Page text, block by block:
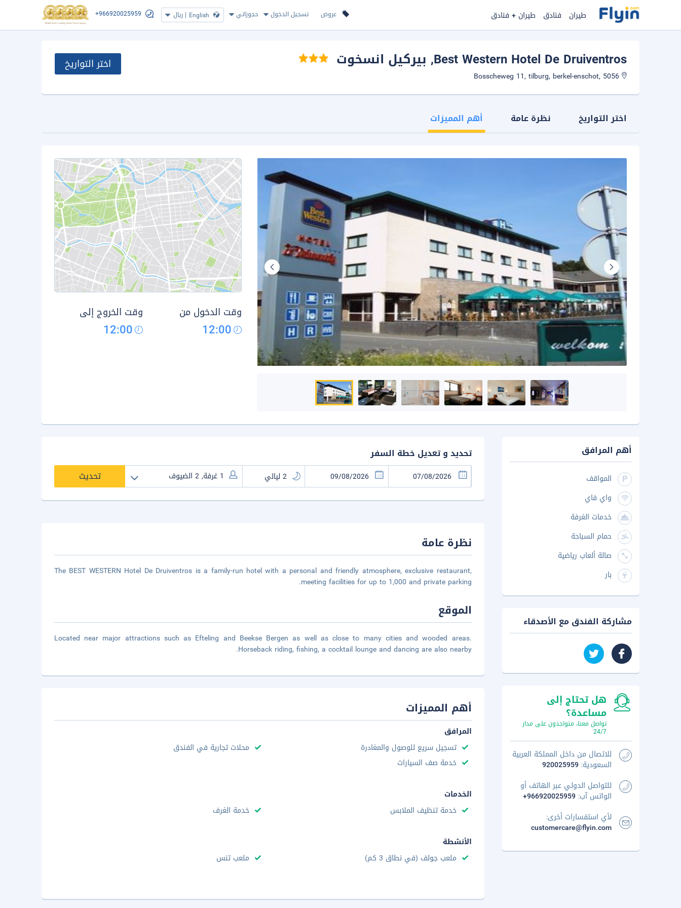
عروض تسجيل الدخول حجوزاتي English
| ريال +966920025959 طيران فنادق طيران + فنادق
Best Western Hotel De Druiventros, بيركيل انسخوت اختر التواريخ
اختر التواريخ نظرة عامة أهم المميزات
وقت الدخول من
12:00
وقت الخروج إلى
12:00
تحديد و تعديل خطة السفر
تحديث
نظرة عامة
The BEST WESTERN Hotel De Druiventros is a family-run hotel with a personal and friendly atmosphere, exclusive restaurant,
meeting facilities for up to 1,000 and private parking.
الموقع
Located near major attractions such as Efteling and Beekse Bergen as well as close to many cities and wooded areas.
Horseback riding, fishing, a cocktail lounge and dancing are also nearby.
أهم المميزات
المرافق
تسجيل سريع للوصول والمغادرة
محلات تجارية في الفندق
خدمة صف السيارات
الخدمات
خدمة تنظيف الملابس
خدمة الغرف
الأنشطة
ملعب جولف (في نطاق 3 كم)
ملعب تنس
أهم المرافق
المواقف
واي فاي
خدمات الغرفة
حمام السباحة
صالة ألعاب رياضية
بار
مشاركة الفندق مع الأصدقاء
هل تحتاج إلى
مساعدة؟
تواصل معنا، متواجدون على مدار
24/7
للاتصال من داخل المملكة العربية
السعودية: 920025959
للتواصل الدولي عبر الهاتف أو
الواتس آب: +966920025959
لأي استفسارات أخرى:
customercare@flyin.com